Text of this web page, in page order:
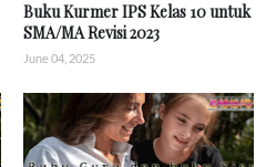
Buku Kurmer IPS Kelas 10 untuk
SMA/MA Revisi 2023
June 04, 2025